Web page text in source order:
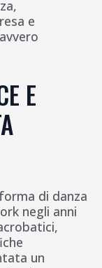
e
E
di danza
negli anni
un